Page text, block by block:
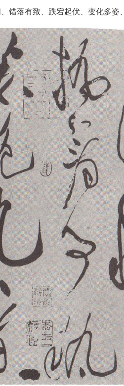
错落有致、跌宕起伏、变化多